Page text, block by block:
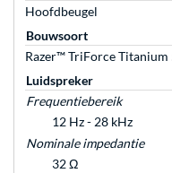
Hoofdbeugel
Bouwsoort
Razer™ TriForce
Luidspreker
Frequentiebereik
12 Hz - 28 kHz
Nominale impedantie
32 Ω